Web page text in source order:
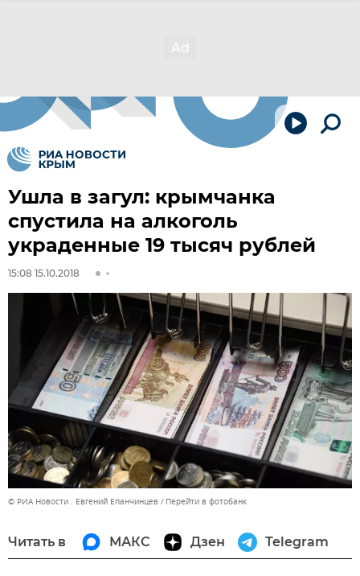
Ушла в загул: крымчанка
спустила на алкоголь
украденные 19 тысяч рублей
15:08 15.10.2018
© РИА Новости . Евгений Епанчинцев Перейти в фотобанк
Читать в МАКС Дзен Telegram